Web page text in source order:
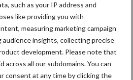
such as your IP address and
like providing you with
measuring marketing campaign
audience insights, collecting precise
development. Please note that
across all our subdomains. You can
consent at any time by clicking the
Toon meer